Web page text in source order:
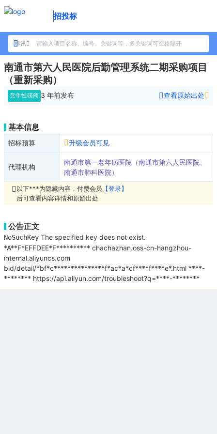
招投标
标讯
南通市第六人民医院后勤管理系统二期采购项目
（重新采购）
竞争性磋商 3 年前发布 查看原始出处
基本信息
招标预算 升级会员可见
代理机构
南通市第一老年病医院（南通市第六人民医院、
南通市肺科医院）
以下***为隐藏内容，付费会员 【登录】
后可查看内容详情和原始出处
公告正文
NoSuchKey The specified key does not exist.
*A**F*EFFDEE*F********** chachazhan.oss-cn-hangzhou-
internal.aliyuncs.com
bid/detail/*bf*c***************f*ac*a*cf****f****e*.html ****-
******** https://api.aliyun.com/troubleshoot?q=****-********